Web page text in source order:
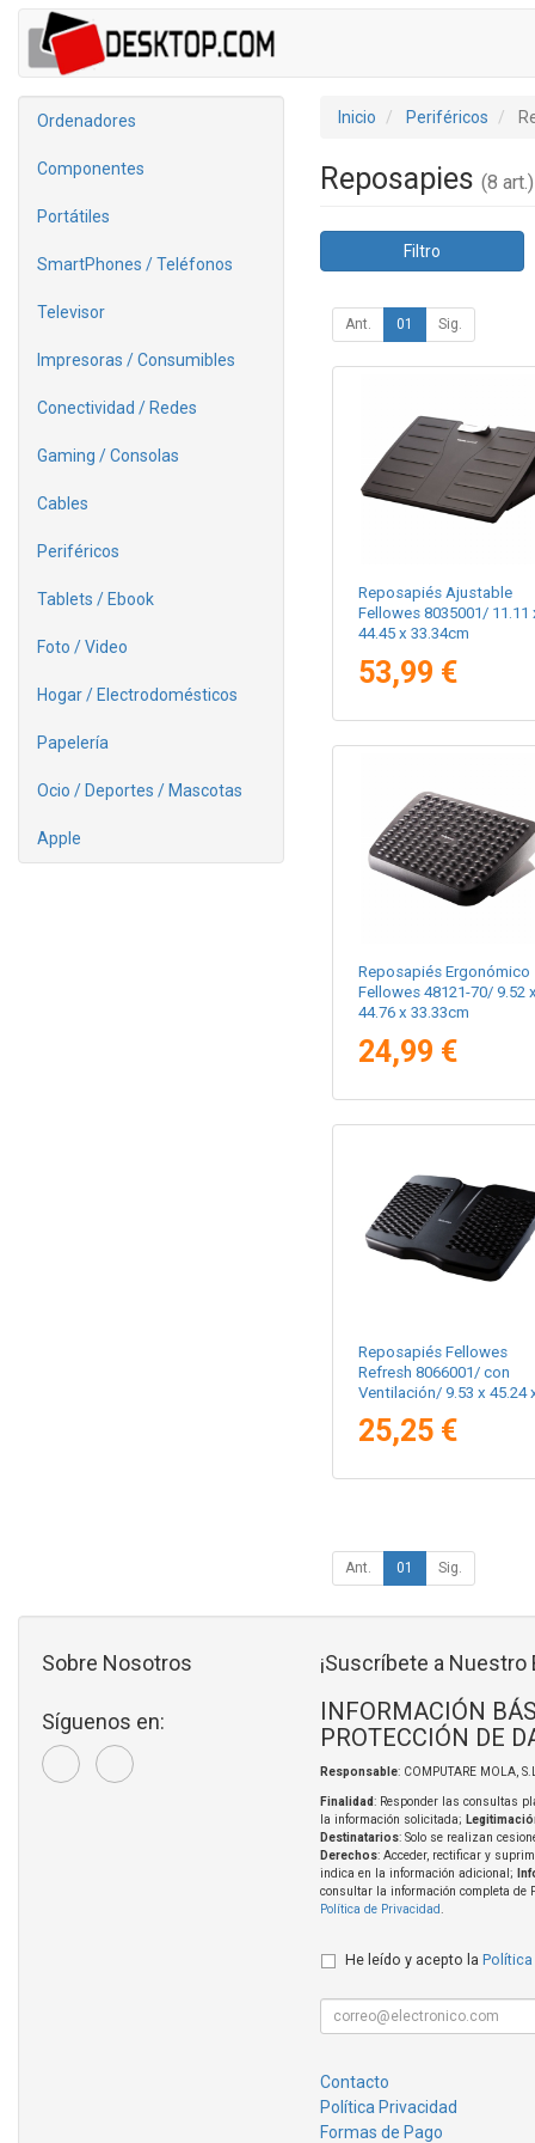
Ordenadores
Componentes
Portátiles
SmartPhones / Teléfonos
Televisor
Impresoras / Consumibles
Conectividad / Redes
Gaming / Consolas
Cables
Periféricos
Tablets / Ebook
Foto / Video
Hogar / Electrodomésticos
Papelería
Ocio / Deportes / Mascotas
Apple
Inicio Periféricos
Reposapies (8 art.)
Filtro
Ant. 01 Sig.
Reposapiés Ajustable
Fellowes 8035001/ 11.11
44.45 x 33.34cm
53,99 €
Reposapiés Ergonómico
Fellowes 48121-70/ 9.52
44.76 x 33.33cm
24,99 €
Reposapiés Fellowes
Refresh 8066001/ con
Ventilación/ 9.53 x 45.24
25,25 €
Ant. 01 Sig.
Sobre Nosotros
Síguenos en:
¡Suscríbete a Nuestro
INFORMACIÓN
PROTECCIÓN DE
Responsable: COMPUTARE MOLA,
Finalidad: Responder las consultas
la información solicitada;
Destinatarios: Solo se realizan
Derechos: Acceder, rectificar y
indica en la información adicional;
consultar la información completa de
Política de Privacidad.
He leído y acepto la Política
Contacto
Política Privacidad
Formas de Pago